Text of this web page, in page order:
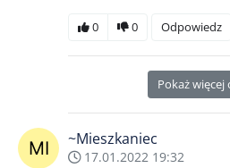
0 0 Odpowiedz
Pokaż
~Mieszkaniec
17.01.2022 19:32